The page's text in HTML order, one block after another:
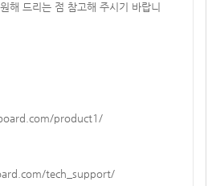
해 드리는 점 참고해 주시기 바랍니
product1/
tech_support/